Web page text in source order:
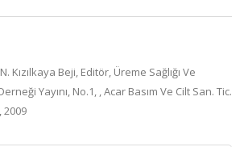
Kızılkaya Beji, Editör, Üreme Sağlığı Ve
Yayını, No.1, , Acar Basım Ve Cilt San. Tic.
2009